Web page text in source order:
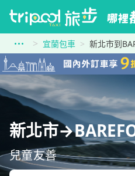
宜蘭包車 新北市到
新北市
兒童友善